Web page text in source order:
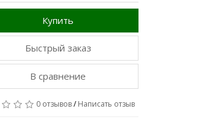
Купить
Быстрый заказ
В сравнение
0 отзывов/Написать отзыв